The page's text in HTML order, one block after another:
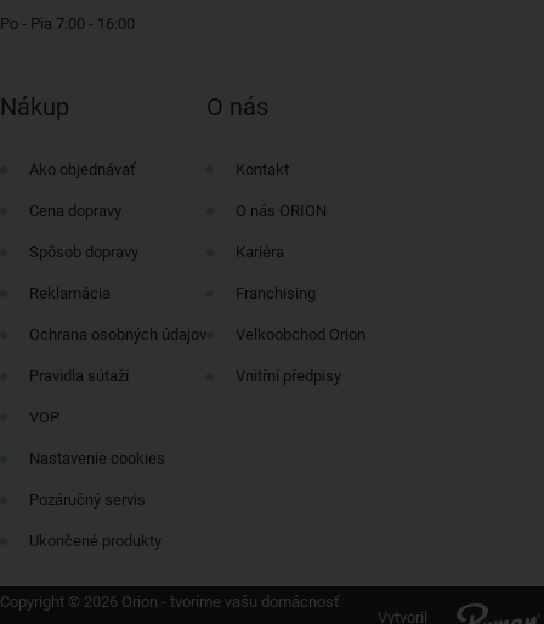
Po - Pia 7:00 - 16:00
Nákup
Ako objednávať
Cena dopravy
Spôsob dopravy
Reklamácia
Ochrana osobných údajov
Pravidla sútaží
VOP
Nastavenie cookies
Pozáručný servis
Ukončené produkty
O nás
Kontakt
O nás ORION
Kariéra
Franchising
Velkoobchod Orion
Vnitřní předpisy
Copyright © 2026 Orion - tvoríme vašu domácnosť
Vytvoril